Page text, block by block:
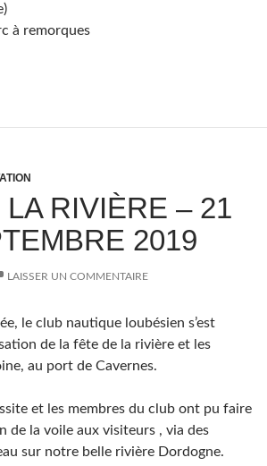
à remorques
RIVIÈRE – 21
2019
LAISSER UN COMMENTAIRE
le club nautique loubésien s’est
de la fête de la rivière et les
au port de Cavernes.
et les membres du club ont pu faire
de la voile aux visiteurs , via des
sur notre belle rivière Dordogne.